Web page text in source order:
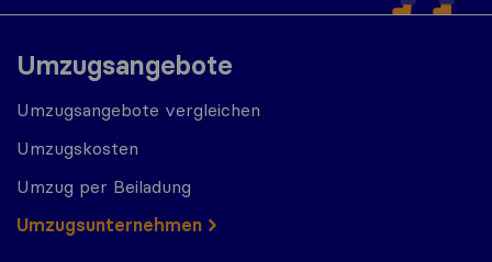
Umzugsangebote
Umzugsangebote vergleichen
Umzugskosten
Umzug per Beiladung
Umzugs​​unternehmen